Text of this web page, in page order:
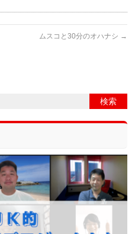
ムスコと30分のオハナシ →